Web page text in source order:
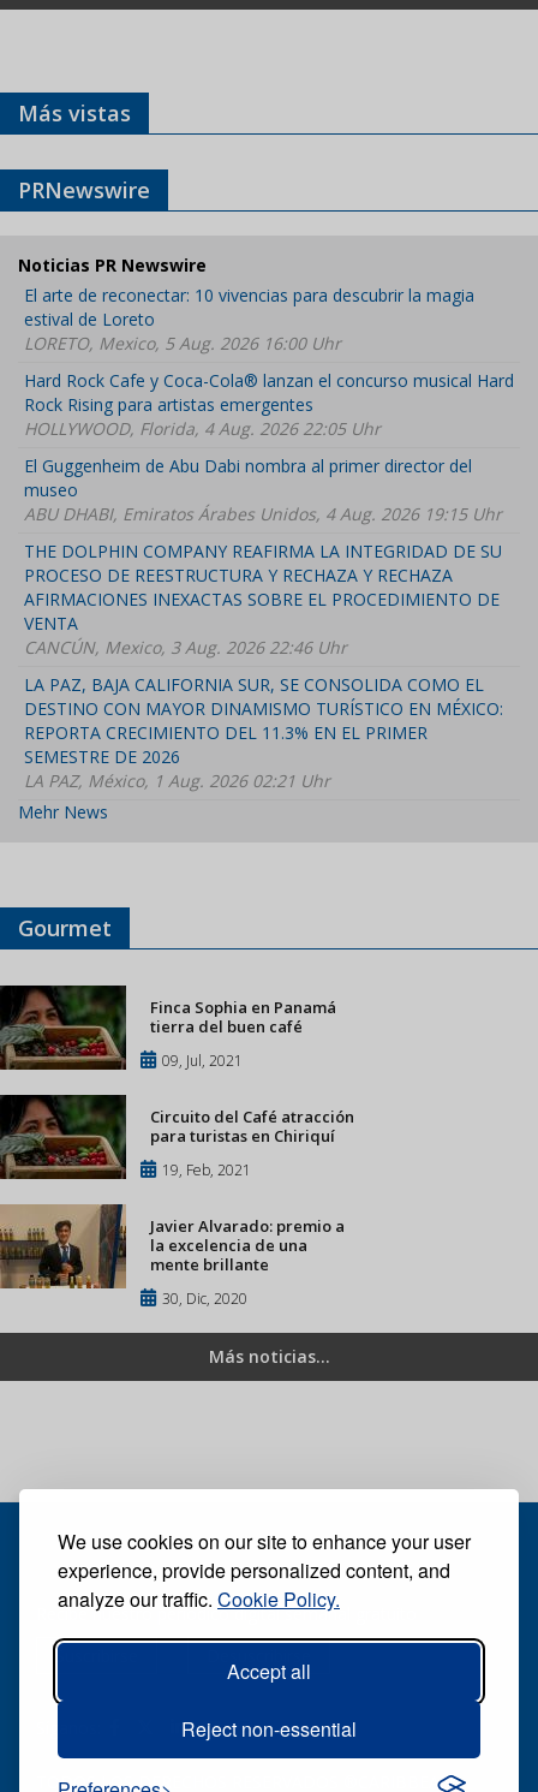
We use cookies on our site to enhance your user
experience, provide personalized content, and
analyze our traffic. Cookie Policy.
Accept all
Reject non-essential
Más vistas
PRNewswire
Noticias PR Newswire
El arte de reconectar: 10 vivencias para descubrir la magia
estival de Loreto
LORETO, Mexico, 5 Aug. 2026 16:00 Uhr
Hard Rock Cafe y Coca-Cola® lanzan el concurso musical Hard
Rock Rising para artistas emergentes
HOLLYWOOD, Florida, 4 Aug. 2026 22:05 Uhr
El Guggenheim de Abu Dabi nombra al primer director del
museo
ABU DHABI, Emiratos Árabes Unidos, 4 Aug. 2026 19:15 Uhr
THE DOLPHIN COMPANY REAFIRMA LA INTEGRIDAD DE SU
PROCESO DE REESTRUCTURA Y RECHAZA Y RECHAZA
AFIRMACIONES INEXACTAS SOBRE EL PROCEDIMIENTO DE
VENTA
CANCÚN, Mexico, 3 Aug. 2026 22:46 Uhr
LA PAZ, BAJA CALIFORNIA SUR, SE CONSOLIDA COMO EL
DESTINO CON MAYOR DINAMISMO TURÍSTICO EN MÉXICO:
REPORTA CRECIMIENTO DEL 11.3% EN EL PRIMER
SEMESTRE DE 2026
LA PAZ, México, 1 Aug. 2026 02:21 Uhr
Mehr News
Gourmet
Finca Sophia en Panamá
tierra del buen café
09, Jul, 2021
Circuito del Café atracción
para turistas en Chiriquí
19, Feb, 2021
Javier Alvarado: premio a
la excelencia de una
mente brillante
30, Dic, 2020
Más noticias...
Recibe nuestro periódico digital semanal gratuito
Suscribirse
TODOS LOS DERECHOS RESERVADOS ®CARIBBEAN